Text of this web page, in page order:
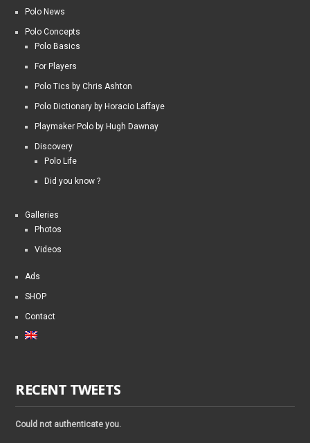
Polo News
Polo Concepts
Polo Basics
For Players
Polo Tics by Chris Ashton
Polo Dictionary by Horacio Laffaye
Playmaker Polo by Hugh Dawnay
Discovery
Polo Life
Did you know ?
Galleries
Photos
Videos
Ads
SHOP
Contact
RECENT TWEETS
Could not authenticate you.